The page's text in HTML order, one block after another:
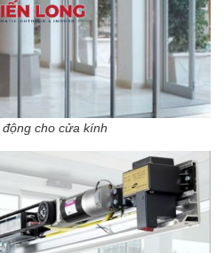
cho cửa kính